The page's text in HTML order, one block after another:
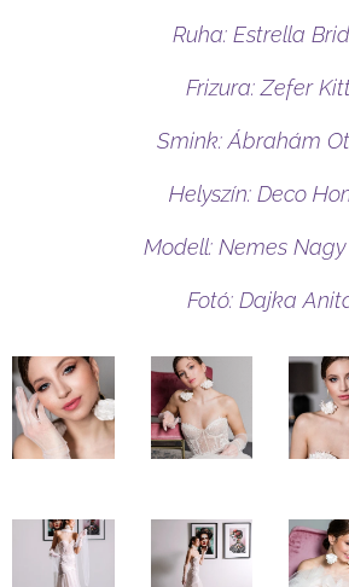
Ruha: Estrella
Frizura: Zefer
Smink: Ábrahám
Helyszín: Deco
Modell: Nemes
Fotó: Dajka